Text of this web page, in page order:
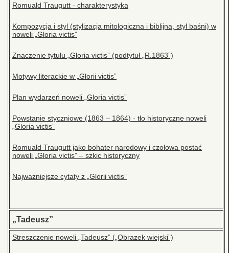
Romuald Traugutt - charakterystyka
Kompozycja i styl (stylizacja mitologiczna i biblijna, styl baśni) w
noweli „Gloria victis”
Znaczenie tytułu „Gloria victis” (podtytuł „R.1863”)
Motywy literackie w „Glorii victis”
Plan wydarzeń noweli „Gloria victis”
Powstanie styczniowe (1863 – 1864) - tło historyczne noweli
„Gloria victis”
Romuald Traugutt jako bohater narodowy i czołowa postać
noweli „Gloria victis” – szkic historyczny
Najważniejsze cytaty z „Glorii victis”
„Tadeusz”
Streszczenie noweli „Tadeusz” („Obrazek wiejski”)